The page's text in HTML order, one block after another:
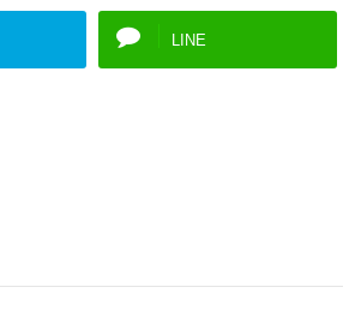
LINE